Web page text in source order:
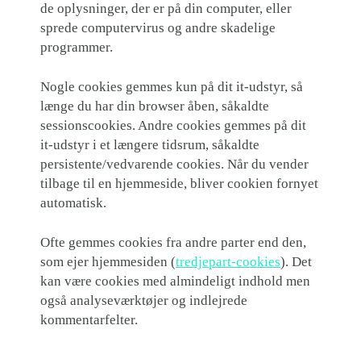
de oplysninger, der er på din computer, eller
sprede computervirus og andre skadelige
programmer.
Nogle cookies gemmes kun på dit it-udstyr, så
længe du har din browser åben, såkaldte
sessionscookies. Andre cookies gemmes på dit
it-udstyr i et længere tidsrum, såkaldte
persistente/vedvarende cookies. Når du vender
tilbage til en hjemmeside, bliver cookien fornyet
automatisk.
Ofte gemmes cookies fra andre parter end den,
som ejer hjemmesiden (tredjepart-cookies). Det
kan være cookies med almindeligt indhold men
også analyseværktøjer og indlejrede
kommentarfelter.